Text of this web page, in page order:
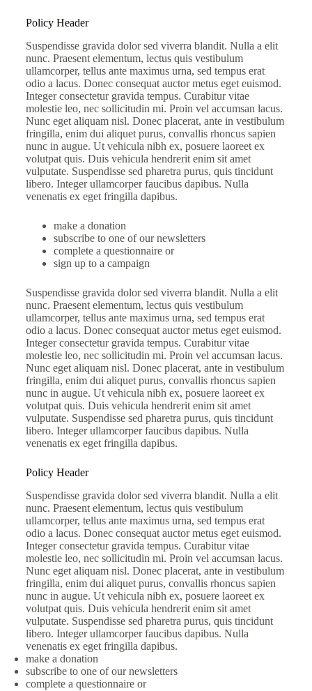
Policy Header
Suspendisse gravida dolor sed viverra blandit. Nulla a elit
nunc. Praesent elementum, lectus quis vestibulum
ullamcorper, tellus ante maximus urna, sed tempus erat
odio a lacus. Donec consequat auctor metus eget euismod.
Integer consectetur gravida tempus. Curabitur vitae
molestie leo, nec sollicitudin mi. Proin vel accumsan lacus.
Nunc eget aliquam nisl. Donec placerat, ante in vestibulum
fringilla, enim dui aliquet purus, convallis rhoncus sapien
nunc in augue. Ut vehicula nibh ex, posuere laoreet ex
volutpat quis. Duis vehicula hendrerit enim sit amet
vulputate. Suspendisse sed pharetra purus, quis tincidunt
libero. Integer ullamcorper faucibus dapibus. Nulla
venenatis ex eget fringilla dapibus.
make a donation
subscribe to one of our newsletters
complete a questionnaire or
sign up to a campaign
Suspendisse gravida dolor sed viverra blandit. Nulla a elit
nunc. Praesent elementum, lectus quis vestibulum
ullamcorper, tellus ante maximus urna, sed tempus erat
odio a lacus. Donec consequat auctor metus eget euismod.
Integer consectetur gravida tempus. Curabitur vitae
molestie leo, nec sollicitudin mi. Proin vel accumsan lacus.
Nunc eget aliquam nisl. Donec placerat, ante in vestibulum
fringilla, enim dui aliquet purus, convallis rhoncus sapien
nunc in augue. Ut vehicula nibh ex, posuere laoreet ex
volutpat quis. Duis vehicula hendrerit enim sit amet
vulputate. Suspendisse sed pharetra purus, quis tincidunt
libero. Integer ullamcorper faucibus dapibus. Nulla
venenatis ex eget fringilla dapibus.
Policy Header
Suspendisse gravida dolor sed viverra blandit. Nulla a elit
nunc. Praesent elementum, lectus quis vestibulum
ullamcorper, tellus ante maximus urna, sed tempus erat
odio a lacus. Donec consequat auctor metus eget euismod.
Integer consectetur gravida tempus. Curabitur vitae
molestie leo, nec sollicitudin mi. Proin vel accumsan lacus.
Nunc eget aliquam nisl. Donec placerat, ante in vestibulum
fringilla, enim dui aliquet purus, convallis rhoncus sapien
nunc in augue. Ut vehicula nibh ex, posuere laoreet ex
volutpat quis. Duis vehicula hendrerit enim sit amet
vulputate. Suspendisse sed pharetra purus, quis tincidunt
libero. Integer ullamcorper faucibus dapibus. Nulla
venenatis ex eget fringilla dapibus.
make a donation
subscribe to one of our newsletters
complete a questionnaire or